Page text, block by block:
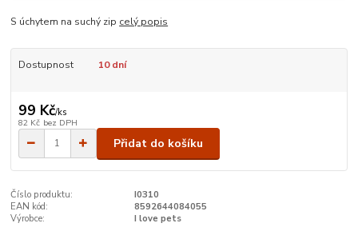
S úchytem na suchý zip celý popis
Dostupnost 10 dní
99 Kč/ks
82 Kč bez DPH
Přidat do košíku
Číslo produktu:
I0310
EAN kód:
8592644084055
Výrobce:
I love pets